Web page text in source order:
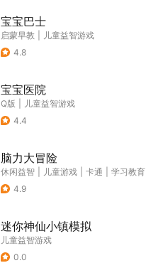
宝宝巴士
启蒙早教
儿童益智游戏
4.8
宝宝医院
Q版
儿童益智游戏
4.4
脑力大冒险
休闲益智 儿童游戏 卡通
学习教育
4.9
迷你神仙小镇模拟
儿童益智游戏
0.0